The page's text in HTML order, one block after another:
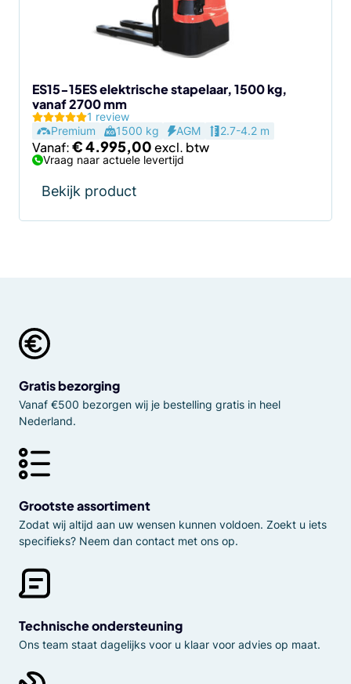
ES15-15ES elektrische stapelaar, 1500 kg,
vanaf 2700 mm
1 review
Premium
1500 kg AGM 2.7-4.2 m
Vanaf:€4.995,00
Vraag naar actuele levertijd
Bekijk product
de
productpagina
Gratis bezorging
Vanaf €500 bezorgen wij je bestelling gratis in heel
Nederland.
Grootste assortiment
Zodat wij altijd aan uw wensen kunnen voldoen. Zoekt u iets
specifieks? Neem dan contact met ons op.
Technische ondersteuning
Ons team staat dagelijks voor u klaar voor advies op maat.